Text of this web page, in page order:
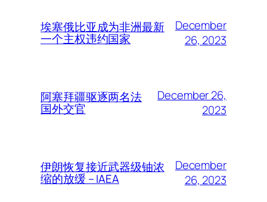
埃塞俄比亚成为非洲最新
一个主权违约国家
December
26, 2023
阿塞拜疆驱逐两名法
国外交官
December 26,
2023
伊朗恢复接近武器级铀浓
缩的放缓 – IAEA
December
26, 2023